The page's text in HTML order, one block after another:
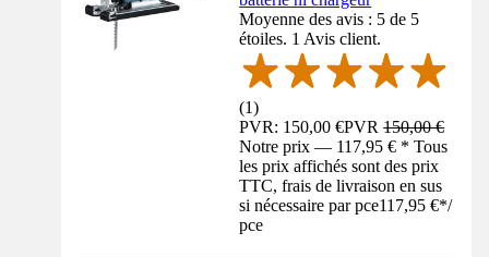
Moyenne des avis : 5 de 5
étoiles. 1 Avis client.
(1)
PVR: 150,00 €PVR150,00 €
Notre prix — 117,95 € * Tous
les prix affichés sont des prix
TTC, frais de livraison en sus
si nécessaire par pce117,95 €*/
pce